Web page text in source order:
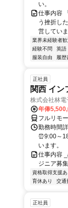
い。
仕事内容
う挫折し
営してい
業界未経験者歓
経験不問
英語
服装自由
履歴
正社員
関西 イン
株式会社林電
年俸
フルリモ
勤務時間
⏰9:00～
います。
仕事内容
ジニア募
資格取得支援あ
育休あり
交通
正社員